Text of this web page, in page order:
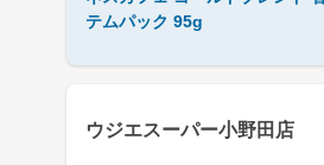
テムパック 95g
ウジエスーパー小野田店